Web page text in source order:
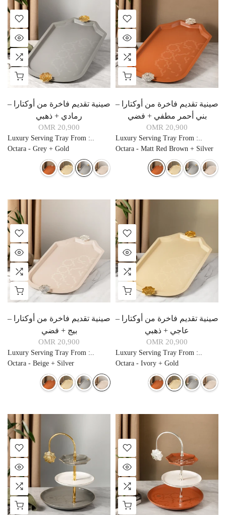
صينية تقديم فاخرة من أوكتارا –
بني أحمر مطفي + فضي
20,900 OMR
..
:
Luxury Serving Tray From
Octara - Matt Red Brown + Silver
صينية تقديم فاخرة من أوكتارا –
رمادي + ذهبي
20,900 OMR
..
:
Luxury Serving Tray From
Octara - Grey + Gold
صينية تقديم فاخرة من أوكتارا –
عاجي + ذهبي
20,900 OMR
..
:
Luxury Serving Tray From
Octara - Ivory + Gold
صينية تقديم فاخرة من أوكتارا –
بيج + فضي
20,900 OMR
..
:
Luxury Serving Tray From
Octara - Beige + Silver